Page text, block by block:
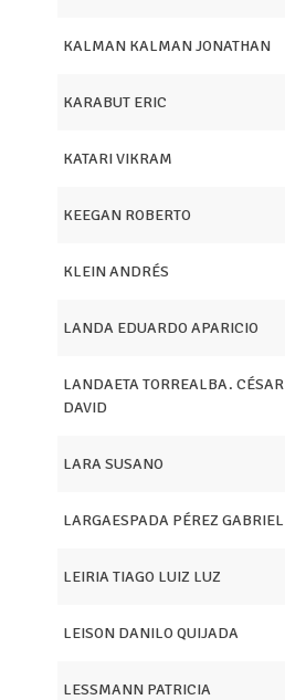
KALMAN KALMAN JONATHAN
KARABUT ERIC
KATARI VIKRAM
KEEGAN ROBERTO
KLEIN ANDRÉS
LANDA EDUARDO APARICIO
LANDAETA TORREALBA. CÉSAR
DAVID
LARA SUSANO
LARGAESPADA PÉREZ GABRIEL
LEIRIA TIAGO LUIZ LUZ
LEISON DANILO QUIJADA
LESSMANN PATRICIA